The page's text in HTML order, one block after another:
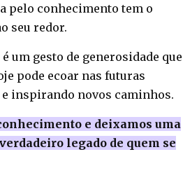
pelo conhecimento tem o
seu redor.
um gesto de generosidade que
pode ecoar nas futuras
inspirando novos caminhos.
e deixamos uma
legado de quem se